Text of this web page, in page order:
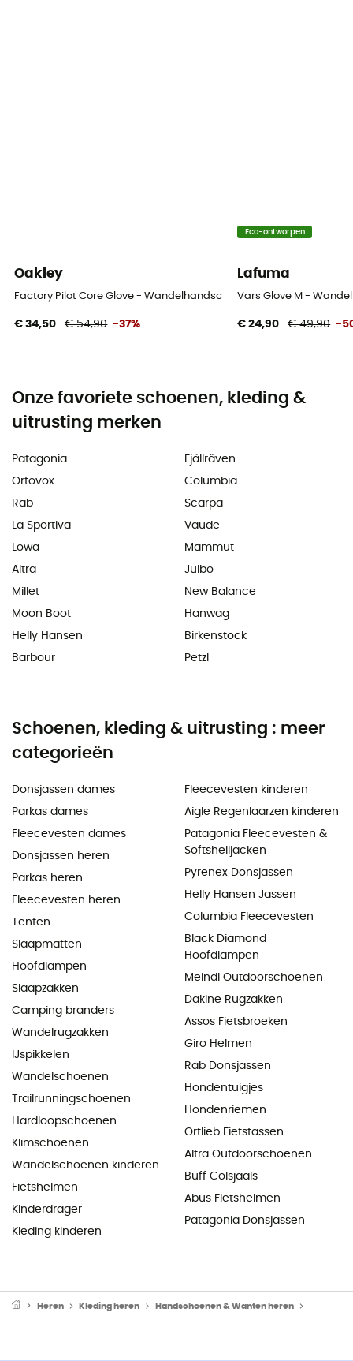
Oakley
Factory Pilot Core Glove - Wandelhandschoenen
€ 34,50 € 54,90 -37%
Eco-ontworpen
Lafuma
Vars Glove M -
€ 24,90 € 49,90 -
Onze favoriete schoenen, kleding &
uitrusting merken
Patagonia
Ortovox
Rab
La Sportiva
Lowa
Altra
Millet
Moon Boot
Helly Hansen
Barbour
Fjällräven
Columbia
Scarpa
Vaude
Mammut
Julbo
New Balance
Hanwag
Birkenstock
Petzl
Schoenen, kleding & uitrusting : meer
categorieën
Donsjassen dames
Parkas dames
Fleecevesten dames
Donsjassen heren
Parkas heren
Fleecevesten heren
Tenten
Slaapmatten
Hoofdlampen
Slaapzakken
Camping branders
Wandelrugzakken
IJspikkelen
Wandelschoenen
Trailrunningschoenen
Hardloopschoenen
Klimschoenen
Wandelschoenen kinderen
Fietshelmen
Kinderdrager
Kleding kinderen
Fleecevesten kinderen
Aigle Regenlaarzen kinderen
Patagonia Fleecevesten &
Softshelljacken
Pyrenex Donsjassen
Helly Hansen Jassen
Columbia Fleecevesten
Black Diamond
Hoofdlampen
Meindl Outdoorschoenen
Dakine Rugzakken
Assos Fietsbroeken
Giro Helmen
Rab Donsjassen
Hondentuigjes
Hondenriemen
Ortlieb Fietstassen
Altra Outdoorschoenen
Buff Colsjaals
Abus Fietshelmen
Patagonia Donsjassen
Heren Kleding heren Handschoenen & Wanten heren